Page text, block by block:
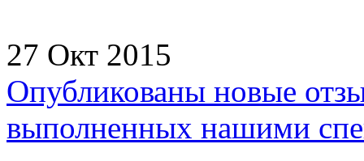
27 Окт 2015
Опубликованы новые
выполненных нашими